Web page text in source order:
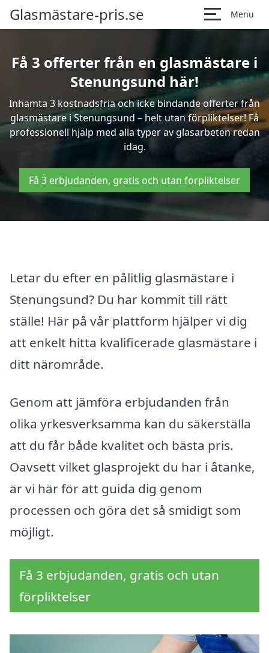
Glasmästare-pris.se Menu
Få 3 offerter från en glasmästare i
Stenungsund här!
Inhämta 3 kostnadsfria och icke bindande offerter från
glasmästare i Stenungsund – helt utan förpliktelser! Få
professionell hjälp med alla typer av glasarbeten redan
idag.
Få 3 erbjudanden, gratis och utan förpliktelser
Letar du efter en pålitlig glasmästare i
Stenungsund? Du har kommit till rätt
ställe! Här på vår plattform hjälper vi dig
att enkelt hitta kvalificerade glasmästare i
ditt närområde.
Genom att jämföra erbjudanden från
olika yrkesverksamma kan du säkerställa
att du får både kvalitet och bästa pris.
Oavsett vilket glasprojekt du har i åtanke,
är vi här för att guida dig genom
processen och göra det så smidigt som
möjligt.
Få 3 erbjudanden, gratis och utan
förpliktelser